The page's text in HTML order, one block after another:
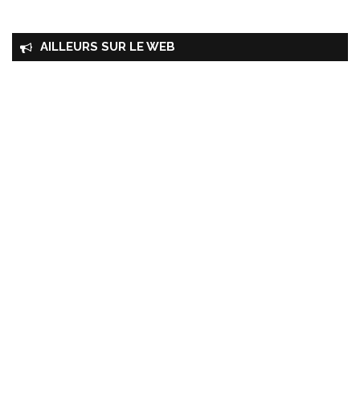
AILLEURS SUR LE WEB